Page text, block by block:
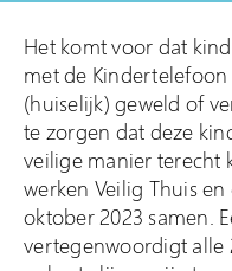
Het komt voor dat
met de
(huiselijk) geweld of
te zorgen dat deze
veilige manier terecht
werken Veilig Thuis
oktober 2023 samen.
vertegenwoordigt alle